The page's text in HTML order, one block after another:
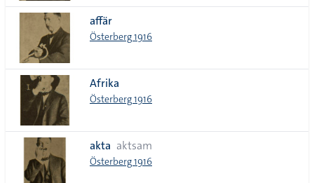
affär
Österberg 1916
Afrika
Österberg 1916
akta aktsam
Österberg 1916